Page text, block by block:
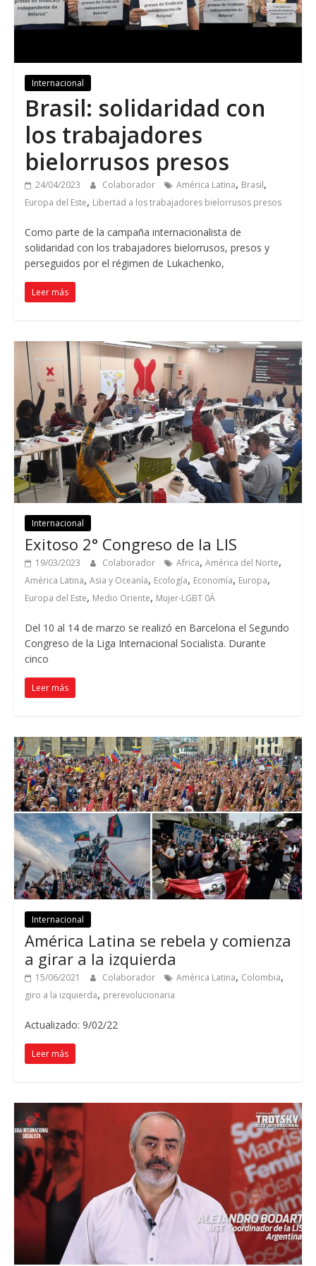
Internacional
Brasil: solidaridad con
los trabajadores
bielorrusos presos
24/04/2023 Colaborador América Latina, Brasil,
Europa del Este, Libertad a los trabajadores bielorrusos presos
Como parte de la campaña internacionalista de
solidaridad con los trabajadores bielorrusos, presos y
perseguidos por el régimen de Lukachenko,
Leer más
Internacional
Exitoso 2° Congreso de la LIS
19/03/2023 Colaborador Africa, América del Norte,
América Latina, Asia y Oceanía, Ecología, Economía, Europa,
Europa del Este, Medio Oriente, Mujer-LGBT 0Á
Del 10 al 14 de marzo se realizó en Barcelona el Segundo
Congreso de la Liga Internacional Socialista. Durante
cinco
Leer más
Internacional
América Latina se rebela y comienza
a girar a la izquierda
15/06/2021 Colaborador América Latina, Colombia,
giro a la izquierda, prerevolucionaria
Actualizado: 9/02/22
Leer más